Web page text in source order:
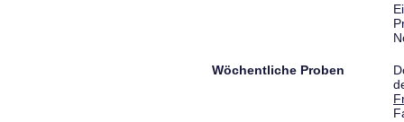
Wöchentliche Proben